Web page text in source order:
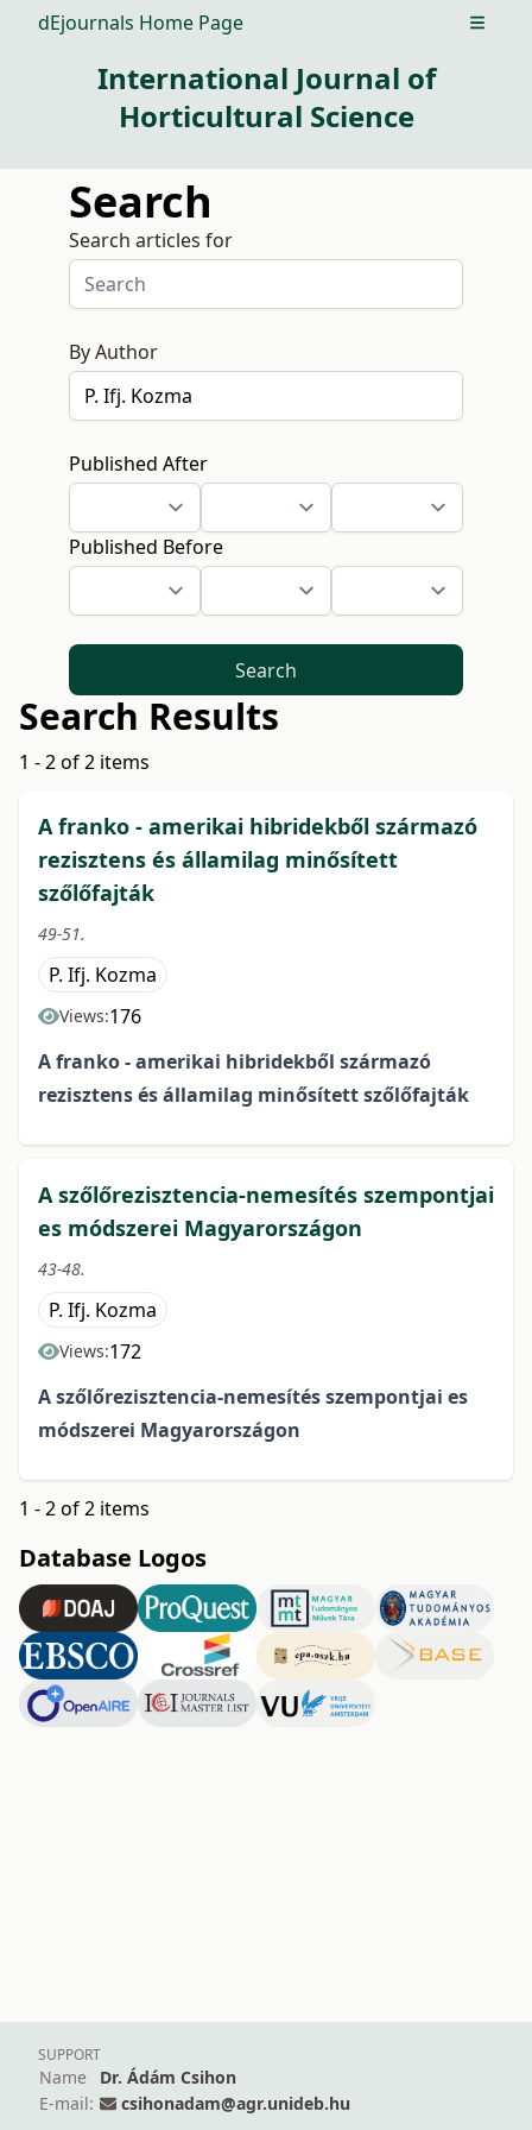
dEjournals Home Page Open
International Journal of
Horticultural Science
Search
Search articles for
By Author
Published After
Published Before
Search
Search Results
1 - 2 of 2 items
A franko - amerikai hibridekből származó
rezisztens és államilag minősített
szőlőfajták
49-51.
P. Ifj. Kozma
Views:176
A franko - amerikai hibridekből származó
rezisztensés államilag minősített szőlőfajták
A szőlőrezisztencia-nemesítés szempontjai
es módszerei Magyarországon
43-48.
P. Ifj. Kozma
Views:172
A szőlőrezisztencia-nemesítés szempontjai es
módszerei Magyarországon
1 - 2 of 2 items
Database Logos
SUPPORT
Name
Dr. Ádám Csihon
E-mail:
csihonadam@agr.unideb.hu